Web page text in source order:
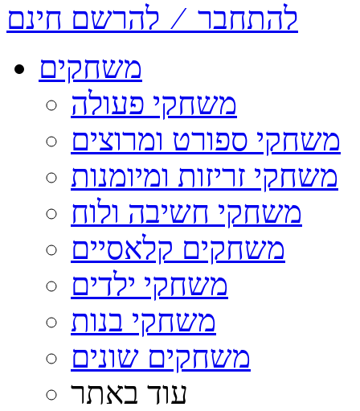
להתחבר ⁄ להרשם חינם
משחקים
משחקי פעולה
משחקי ספורט ומרוצים
משחקי זריזות ומיומנות
משחקי חשיבה ולוח
משחקים קלאסיים
משחקי ילדים
משחקי בנות
משחקים שונים
עוד באתר